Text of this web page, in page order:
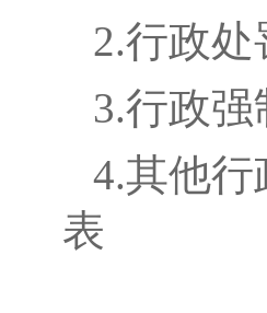
2.行政
3.行政
4.其他